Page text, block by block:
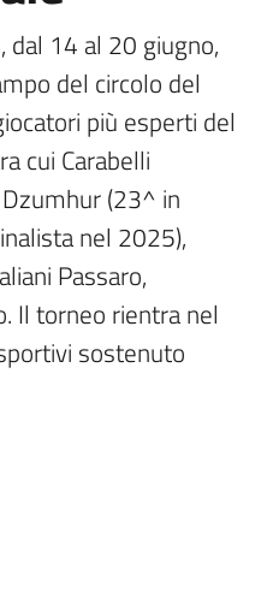
dal 14 al 20 giugno,
del circolo del
più esperti del
cui Carabelli
(23^ in
nel 2025),
Passaro,
Il torneo rientra nel
sostenuto